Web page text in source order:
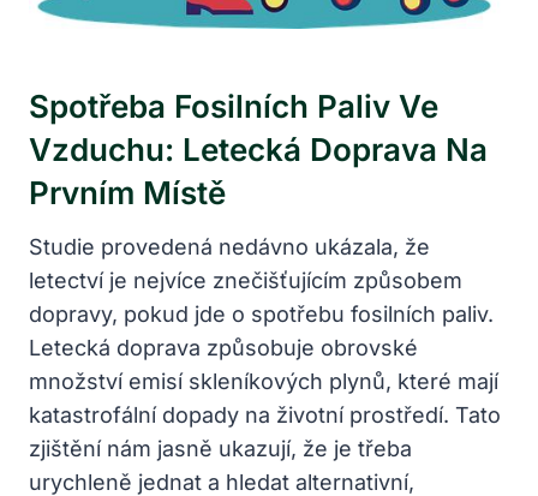
Spotřeba Fosilních Paliv Ve
Vzduchu: Letecká Doprava Na
Prvním Místě
Studie provedená nedávno ukázala, že
letectví je nejvíce znečišťujícím způsobem
dopravy, pokud jde o spotřebu fosilních paliv.
Letecká doprava způsobuje obrovské
množství emisí skleníkových plynů, které mají
katastrofální dopady na životní prostředí. Tato
zjištění nám jasně ukazují, že je třeba
urychleně jednat a hledat alternativní,